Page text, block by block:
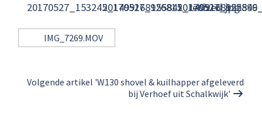
20170527_153245_1499168926815_resized.jpg
IMG_7269.MOV
Volgende artikel 'W130 shovel & kuilhapper afgeleverd
bij Verhoef uit Schalkwijk'